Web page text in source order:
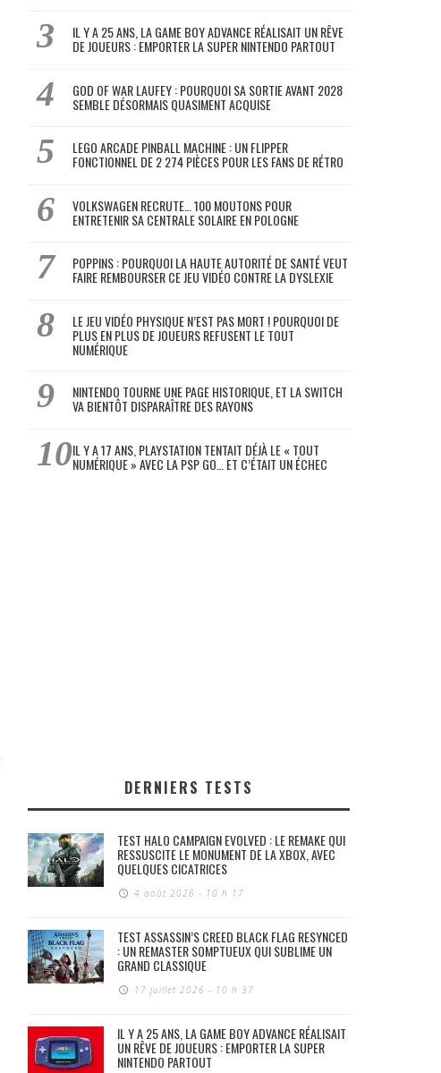
IL Y A 25 ANS, LA GAME BOY ADVANCE RÉALISAIT UN RÊVE
DE JOUEURS : EMPORTER LA SUPER NINTENDO PARTOUT
GOD OF WAR LAUFEY : POURQUOI SA SORTIE AVANT 2028
SEMBLE DÉSORMAIS QUASIMENT ACQUISE
LEGO ARCADE PINBALL MACHINE : UN FLIPPER
FONCTIONNEL DE 2 274 PIÈCES POUR LES FANS DE RÉTRO
VOLKSWAGEN RECRUTE… 100 MOUTONS POUR
ENTRETENIR SA CENTRALE SOLAIRE EN POLOGNE
POPPINS : POURQUOI LA HAUTE AUTORITÉ DE SANTÉ VEUT
FAIRE REMBOURSER CE JEU VIDÉO CONTRE LA DYSLEXIE
LE JEU VIDÉO PHYSIQUE N’EST PAS MORT ! POURQUOI DE
PLUS EN PLUS DE JOUEURS REFUSENT LE TOUT
NUMÉRIQUE
NINTENDO TOURNE UNE PAGE HISTORIQUE, ET LA SWITCH
VA BIENTÔT DISPARAÎTRE DES RAYONS
IL Y A 17 ANS, PLAYSTATION TENTAIT DÉJÀ LE « TOUT
NUMÉRIQUE » AVEC LA PSP GO… ET C’ÉTAIT UN ÉCHEC
DERNIERS TESTS
TEST HALO CAMPAIGN EVOLVED : LE REMAKE QUI
RESSUSCITE LE MONUMENT DE LA XBOX, AVEC
QUELQUES CICATRICES
4 août 2026 - 10 h 17
TEST ASSASSIN’S CREED BLACK FLAG RESYNCED
: UN REMASTER SOMPTUEUX QUI SUBLIME UN
GRAND CLASSIQUE
17 juillet 2026 - 10 h 37
IL Y A 25 ANS, LA GAME BOY ADVANCE RÉALISAIT
UN RÊVE DE JOUEURS : EMPORTER LA SUPER
NINTENDO PARTOUT